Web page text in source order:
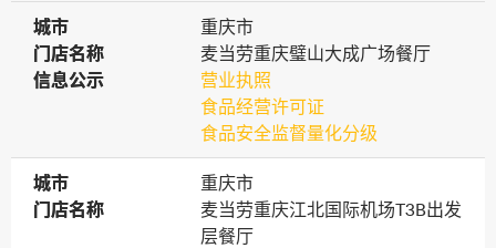
城市
城市
重庆市
门店名称
门店名称
麦当劳重庆璧山大成广场餐厅
信息公示
信息公示
营业执照
食品经营许可证
食品安全监督量化分级
城市
城市
重庆市
门店名称
门店名称
麦当劳重庆江北国际机场T3B出发
层餐厅